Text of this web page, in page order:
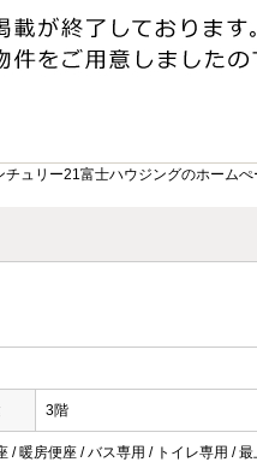
ュリー21富士ハウジングのホーム
3階
/ 暖房便座 / バス専用 / トイレ専用 /